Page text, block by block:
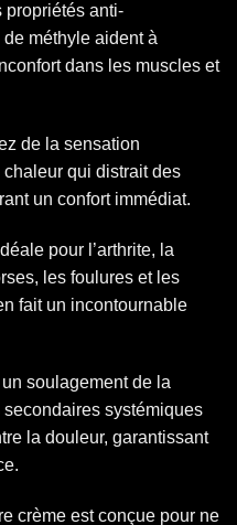
propriétés anti-
méthyle aident à
dans les muscles et
de la sensation
qui distrait des
un confort immédiat.
Idéale pour l’arthrite, la
les foulures et les
fait un incontournable
un soulagement de la
systémiques
la douleur, garantissant
crème est conçue pour ne